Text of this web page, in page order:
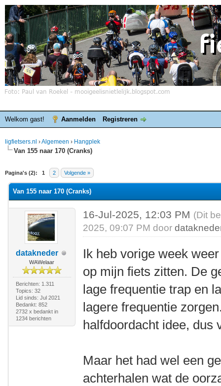
Welkom gast! Aanmelden Registreren
ligfietsers.nl ›Algemeen › Hangplek
Van 155 naar 170 (Cranks)
Pagina's (2): 1 2 Volgende »
waardering is 0
Van 155 naar 170 (Cranks)
datakneder
WAWelaar
Berichten: 1.311
Topics: 32
Lid sinds: Jul 2021
Bedankt: 852
2732 x bedankt in
1234 berichten
16-Jul-2025, 12:03 PM (Dit
2025, 09:07 PM door
Ik heb vorige week
op mijn fiets zitten. De
lage frequentie trap en
lagere frequentie
halfdoordacht idee, dus
Maar het had wel een
achterhalen wat de